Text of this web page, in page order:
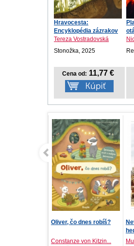
Hravocesta:
Encyklopédia zázrakov
prírod...
Tereza Vostradovská
Stonožka, 2025
Cena od: 11,77 €
New York: Malý atlas pre
Muriel Françoise, Sy...